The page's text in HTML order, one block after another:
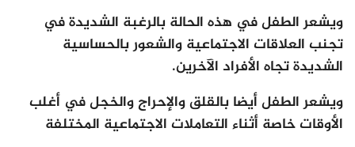
ويشعر الطفل في هذه الحالة بالرغبة الشديدة في
تجنب العلاقات الاجتماعية والشعور بالحساسية
الشديدة تجاه الأفراد الآخرين.
ويشعر الطفل أيضا بالقلق والإحراج والخجل في أغلب
الأوقات خاصة أثناء التعاملات الاجتماعية المختلفة